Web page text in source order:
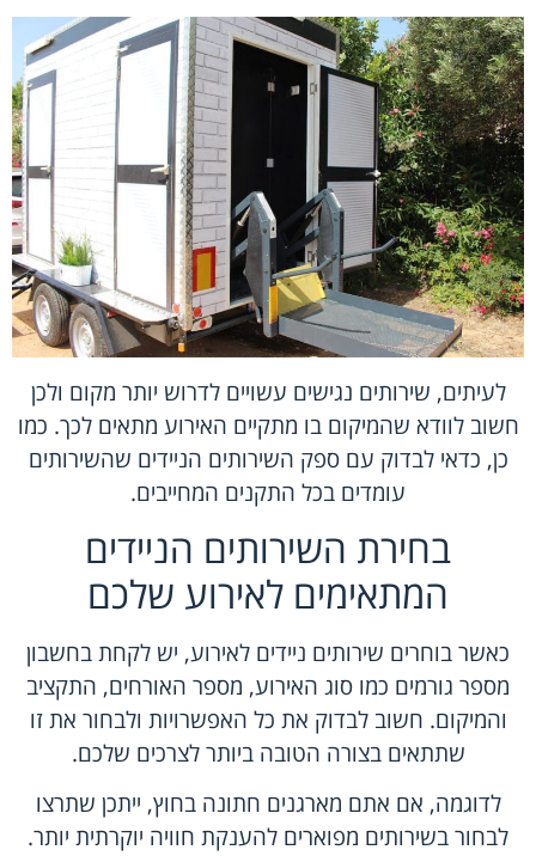
לעיתים, שירותים נגישים עשויים לדרוש יותר מקום ולכן
חשוב לוודא שהמיקום בו מתקיים האירוע מתאים לכך. כמו
כן, כדאי לבדוק עם ספק השירותים הניידים שהשירותים
עומדים בכל התקנים המחייבים.
בחירת השירותים הניידים
המתאימים לאירוע שלכם
כאשר בוחרים שירותים ניידים לאירוע, יש לקחת בחשבון
מספר גורמים כמו סוג האירוע, מספר האורחים, התקציב
והמיקום. חשוב לבדוק את כל האפשרויות ולבחור את זו
שתתאים בצורה הטובה ביותר לצרכים שלכם.
לדוגמה, אם אתם מארגנים חתונה בחוץ, ייתכן שתרצו
לבחור בשירותים מפוארים להענקת חוויה יוקרתית יותר.